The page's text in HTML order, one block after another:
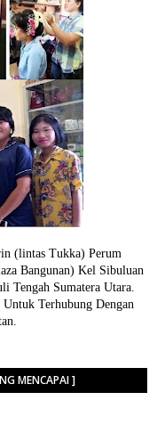
(lintas Tukka) Perum
Bangunan) Kel Sibuluan
Tengah Sumatera Utara.
Terhubung Dengan
MENCAPAI ]